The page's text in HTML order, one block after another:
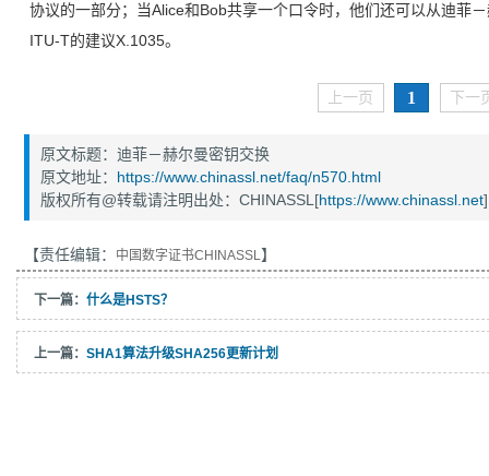
协议的一部分；当Alice和Bob共享一个口令时，他们还可以从迪菲
ITU-T的建议X.1035。
上一页 1 下一
原文标题：迪菲－赫尔曼密钥交换
原文地址： https://www.chinassl.net/faq/n570.html
版权所有@转载请注明出处：CHINASSL[https://www.chinassl.net]
【责任编辑： 中国数字证书CHINASSL】
下一篇： 什么是HSTS？
上一篇： SHA1算法升级SHA256更新计划